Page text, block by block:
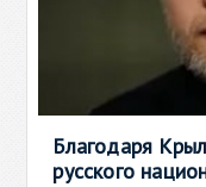
Благодаря
русского